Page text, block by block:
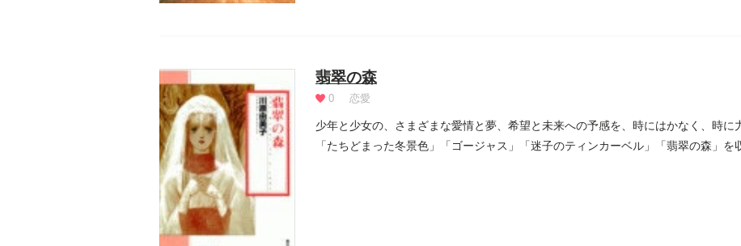
翡翠の森
0 恋愛
少年と少女の、さまざまな愛情と夢、希望と未来への予感を、時にはかなく、時に
「たちどまった冬景色」「ゴージャス」「迷子のティンカーベル」「翡翠の森」を